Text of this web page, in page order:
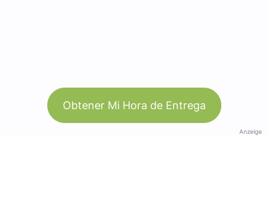
Obtener Mi Hora de Entrega
Anzeige